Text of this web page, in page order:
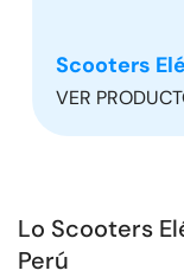
Scooters
VER
Lo Scooters
Perú